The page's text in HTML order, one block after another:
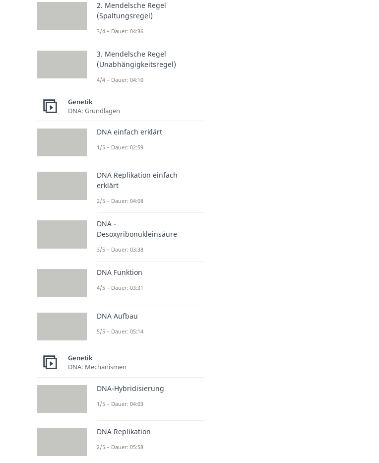
2. Mendelsche Regel
(Spaltungsregel)
3/4 – Dauer: 04:36
3. Mendelsche Regel
(Unabhängigkeitsregel)
4/4 – Dauer: 04:10
Genetik
DNA: Grundlagen
DNA einfach erklärt
1/5 – Dauer: 02:59
DNA Replikation einfach
erklärt
2/5 – Dauer: 04:08
DNA -
Desoxyribonukleinsäure
3/5 – Dauer: 03:38
DNA Funktion
4/5 – Dauer: 03:31
DNA Aufbau
5/5 – Dauer: 05:14
Genetik
DNA: Mechanismen
DNA-Hybridisierung
1/5 – Dauer: 04:03
DNA Replikation
2/5 – Dauer: 05:58